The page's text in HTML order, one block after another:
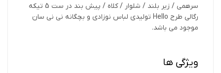
سرهمی / زیر بلند / شلوار / کلاه / پیش بند در ست 5 تیکه
رگالی طرح Hello تولیدی لباس نوزادی و بچگانه نی نی سان
موجود می باشد.
ویژگی ها